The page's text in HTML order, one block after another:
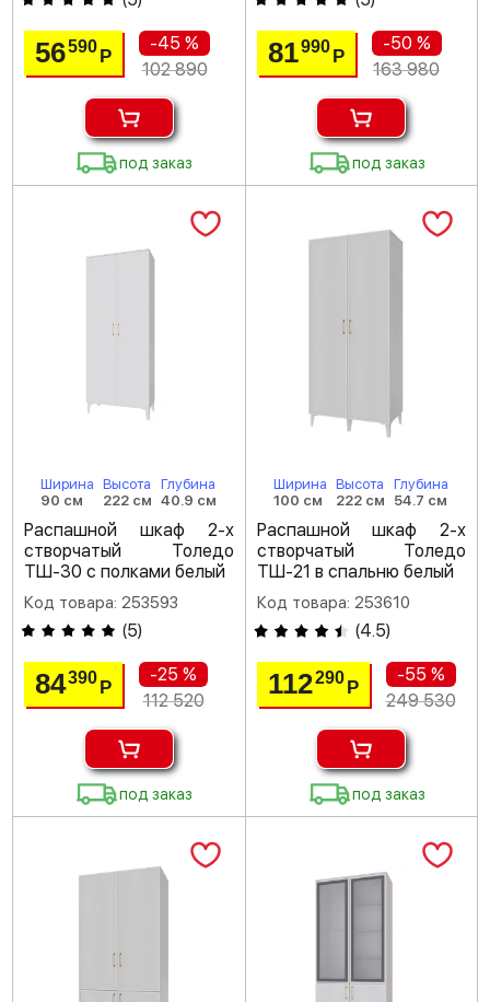
56590Р
-45 %
102 890
под заказ
81990 Р
-50 %
163 980
под заказ
Ширина
90 см
Высота
222 см
Глубина
40.9 см
Распашной шкаф 2-х
створчатый Толедо
ТШ-30 с полками белый
Код товара: 253593
(5)
84390Р
-25 %
112 520
под заказ
Ширина
100 см
Высота
222 см
Глубина
54.7 см
Распашной шкаф 2-х
створчатый Толедо
ТШ-21 в спальню белый
Код товара: 253610
(4.5)
112290 Р
-55 %
249 530
под заказ